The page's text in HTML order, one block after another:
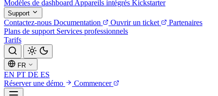
Modèles de dashboard Appareils intégrés Kickstarter
Support
Contactez-nous Documentation Ouvrir un ticket
Partenaires
Plans de support Services professionnels
Tarifs
FR
EN PT DE ES
Réserver une démo
Commencer